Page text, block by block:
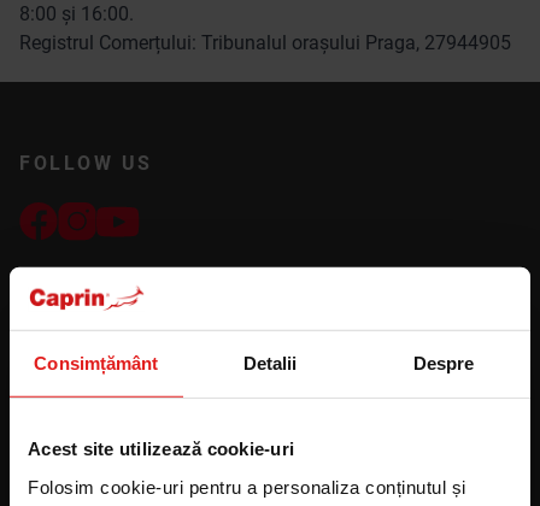
Consimțământ Detalii Despre
Acest site utilizează cookie-uri
Folosim cookie-uri pentru a personaliza conținutul și
8:00 și 16:00.
Registrul Comerțului: Tribunalul orașului Praga, 27944905
FOLLOW US
CONTACT